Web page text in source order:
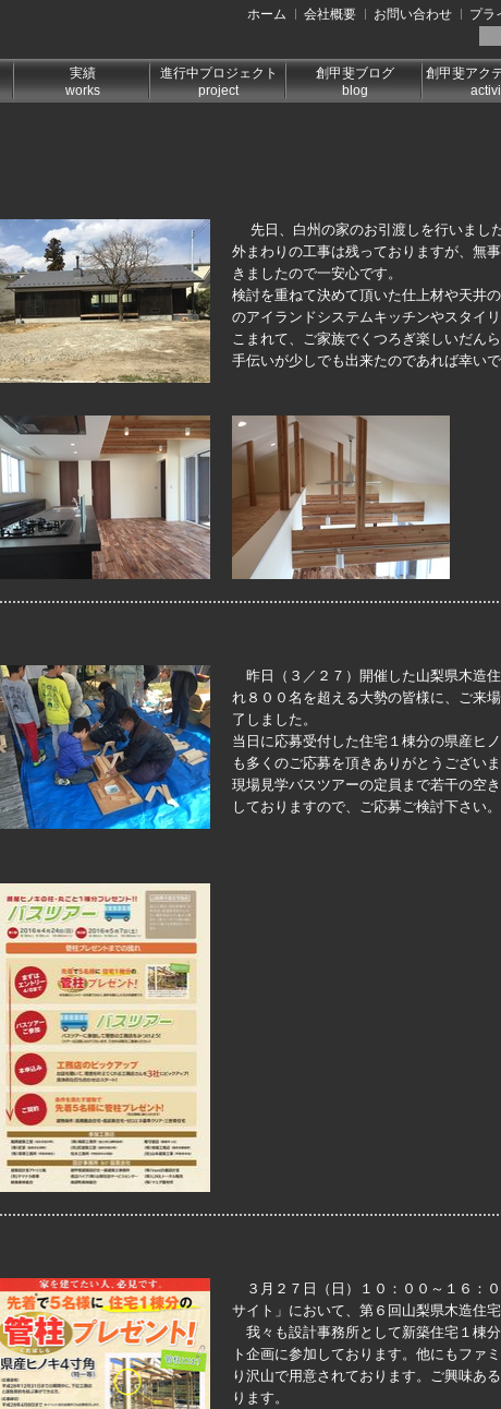
ホーム 会社概要 お問い合わせ プラ
実績
works
進行中プロジェクト
project
創甲斐ブログ
blog
創甲斐アク
先日、白州の家のお引渡しを行いました
外まわりの工事は残っておりますが、無
きましたので一安心です。
検討を重ねて決めて頂いた仕上材や天井
のアイランドシステムキッチンやスタイ
こまれて、ご家族でくつろぎ楽しいだん
手伝いが少しでも出来たのであれば幸いで
昨日（３／２７）開催した山梨県木造
れ８００名を超える大勢の皆様に、ご来
了しました。
当日に応募受付した住宅１棟分の県産ヒ
も多くのご応募を頂きありがとうございま
現場見学バスツアーの定員まで若干の空
しておりますので、ご応募ご検討下さい。
３月２７日（日）１０：００～１６：
サイト」において、第６回山梨県木造住
我々も設計事務所として新築住宅１棟
ト企画に参加しております。他にもファ
り沢山で用意されております。ご興味あ
ります。